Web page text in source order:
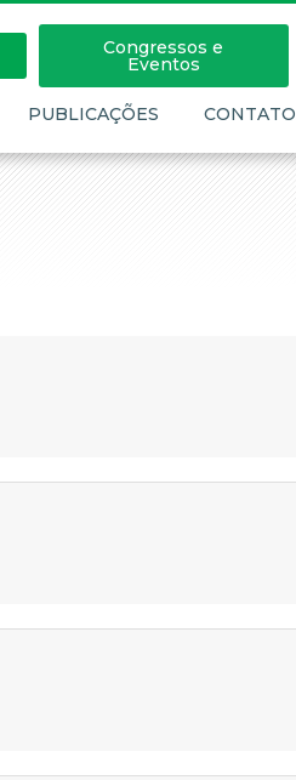
Congressos e
Eventos
PUBLICAÇÕES CONTATO